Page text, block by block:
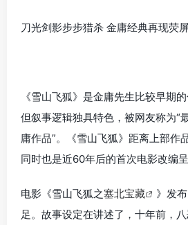
刀光剑影步步猎杀 金庸经典再现荧
《雪山飞狐》是金庸先生比较早期
但叙事逻辑独具特色，被网友称为“
庸作品”。《雪山飞狐》距离上部作
同时也是近60年后的首次电影改编呈
电影《雪山飞狐之塞北宝藏
》发
足。故事设定在讲述了，十年前，